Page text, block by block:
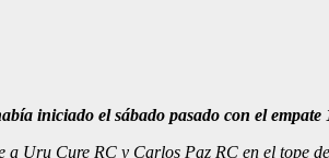
iniciado el sábado pasado con el
Uru Cure RC y Carlos Paz RC en el tope